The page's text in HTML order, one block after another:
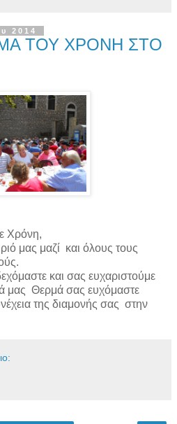
2014
ΤΟΥ ΧΡΟΝΗ ΣΤΟ
Χρόνη,
μας μαζί και όλους τους
και σας ευχαριστούμε
μας Θερμά σας ευχόμαστε
της διαμονής σας στην